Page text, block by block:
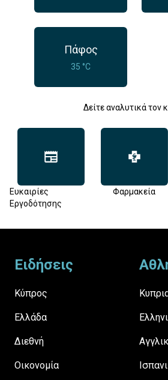
Πάφος
35 °C
Δείτε αναλυτικά τον
Ευκαιρίες
Εργοδότησης
Φαρμακεία
Ειδήσεις
Κύπρος
Ελλάδα
Διεθνή
Οικονομία